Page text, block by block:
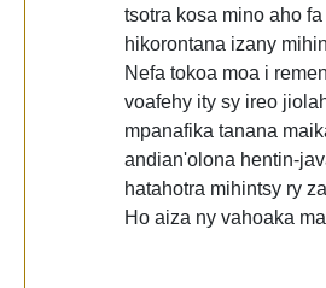
tsotra kosa mino aho fa
hikorontana izany
Nefa tokoa moa i
voafehy ity sy ireo
mpanafika tanana
andian'olona hentin-
hatahotra mihintsy ry
Ho aiza ny vahoaka